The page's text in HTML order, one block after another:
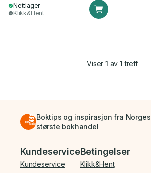
Nettlager
Klikk&Hent
Viser1 av 1 treff
Boktips og inspirasjon fra Norges
største bokhandel
Bunnmeny
Kundeservice
Kundeservice
Betingelser
Klikk&Hent